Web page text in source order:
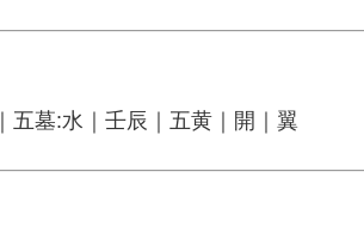
｜五墓:水｜壬辰｜五黄｜開｜翼